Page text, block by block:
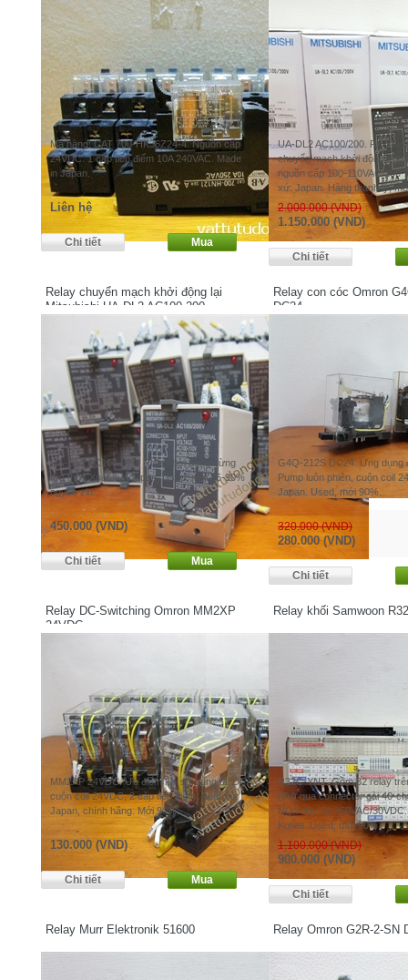
Mã hàng: CAT 700-HK36Z24-4. Nguồn cấp
24VDC. 1 cặp tiếp điểm 10A 240VAC. Made
in Japan.
Liên hệ
UA-DL2 AC100/200. Re-
chuyển mạch khởi động
nguồn cấp 100-110VAC/200-
xứ: Japan. Hàng thanh lý,
2.000.000 (VND)
1.150.000 (VND)
Relay chuyển mạch khởi động lại
Mitsubishi UA-DL2 AC100-200
UA-DL2 AC100-200. Rơle khởi động dừng
tức thời. Xuất xứ: Japan. Used, mới 85-90%
ngyên zin.
450.000 (VND)
Relay con cóc Omron
DC24
G4Q-212S DC24. Ứng dụng
Pump luôn phiên, cuộn coil
Japan. Used, mới 90%.
320.000 (VND)
280.000 (VND)
Relay DC-Switching Omron MM2XP
24VDC
MM2XP 24VDC. Ưu điểm khi sử dụng tải DC,
cuộn coil 24VDC, 2 cặp tiếp điểm. Xuất xứ:
Japan, chính hãng. Mới 90%.
130.000 (VND)
Relay khối Samwoon
R32C-YNT. Gồm 32 relay
(0V) qua connector gài 40-
NO/relay 5A 250VAC/
Korea. Used, mới 90%.
1.100.000 (VND)
900.000 (VND)
Relay Murr Elektronik 51600 Relay Omron G2R-2-SN